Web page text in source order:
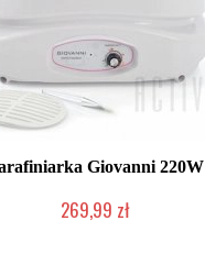
Giovanni 220W
269,99 zł